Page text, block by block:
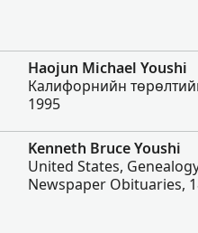
Haojun Michael Youshi
Калифорнийн
1995
Kenneth Bruce Youshi
United States,
Newspaper Obituaries,